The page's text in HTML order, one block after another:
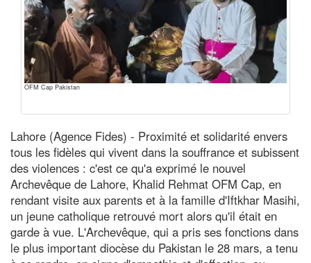
OFM Cap Pakistan
Lahore (Agence Fides) - Proximité et solidarité envers
tous les fidèles qui vivent dans la souffrance et subissent
des violences : c'est ce qu'a exprimé le nouvel
Archevêque de Lahore, Khalid Rehmat OFM Cap, en
rendant visite aux parents et à la famille d'Iftkhar Masihi,
un jeune catholique retrouvé mort alors qu'il était en
garde à vue. L'Archevêque, qui a pris ses fonctions dans
le plus important diocèse du Pakistan le 28 mars, a tenu